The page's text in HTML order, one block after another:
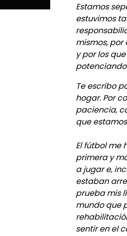
Estamos
estuvimos
mismos,
y por los
Te escribo
hogar. Por
paciencia,
que
El fútbol me
primera y
a jugar e,
estaban
prueba mis
mundo que
sentir en el